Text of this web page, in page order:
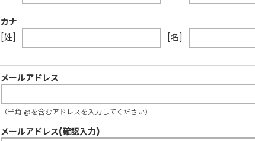
カナ
[姓]
[名]
メールアドレス
（半角 @を含むアドレスを入力してください）
メールアドレス(確認入力)